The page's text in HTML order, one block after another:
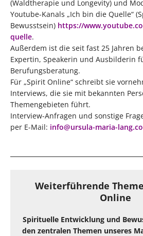
(Waldtherapie und Longevity) und
Youtube-Kanals „Ich bin die Quelle“
Bewusstsein) https://
quelle.
Außerdem ist die seit fast 25 Jahren
Expertin, Speakerin und Ausbilderin
Berufungsberatung.
Für „Spirit Online“ schreibt sie
Interviews, die sie mit bekannten
Themengebieten führt.
Interview-Anfragen und sonstige
per E-Mail: info@ursula-maria-
Weiterführende
Online
Spirituelle Entwicklung und
den zentralen Themen unseres